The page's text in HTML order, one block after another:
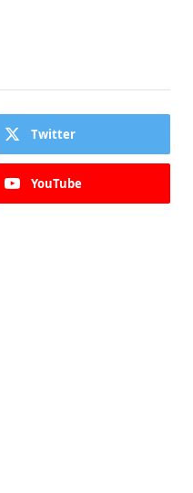
Twitter
YouTube